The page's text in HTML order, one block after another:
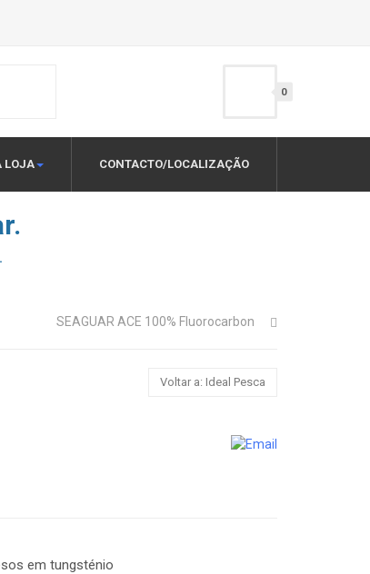
0
LOJA CONTACTO/LOCALIZAÇÃO
SEAGUAR ACE 100% Fluorocarbon
Voltar a: Ideal Pesca
em tungsténio